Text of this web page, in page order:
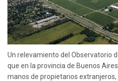
Un relevamiento del Observatorio
que en la provincia de Buenos
manos de propietarios extranjeros,